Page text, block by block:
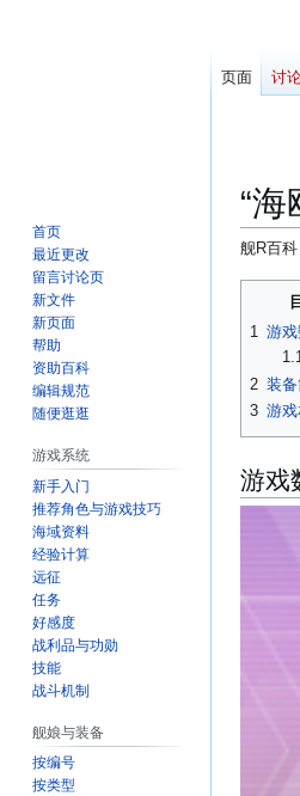
“海
舰R百
1 游
2 装
3 游
游戏
页面 讨
首页
最近更改
留言讨论页
新文件
新页面
帮助
资助百科
编辑规范
随便逛逛
游戏系统
新手入门
推荐角色与游戏技巧
海域资料
经验计算
远征
任务
好感度
战利品与功勋
技能
战斗机制
舰娘与装备
按编号
按类型